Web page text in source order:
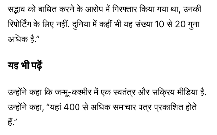
सद्भाव को बाधित करने के आरोप में गिरफ्तार किया गया था, उनकी
रिपोर्टिंग के लिए नहीं. दुनिया में कहीं भी यह संख्या 10 से 20 गुना
अधिक है.”
यह भी पढ़ें
उन्‍होंने कहा कि जम्मू-कश्मीर में एक स्वतंत्र और सक्रिय मीडिया है.
उन्‍होंने कहा, “यहां 400 से अधिक समाचार पत्र प्रकाशित होते
हैं.”